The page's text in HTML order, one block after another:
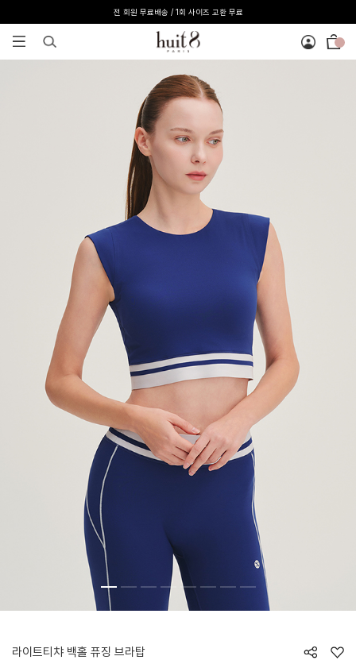
전 회원 무료배송 / 1회 사이즈 교환 무료
라이트티챠 백홀 퓨징 브라탑